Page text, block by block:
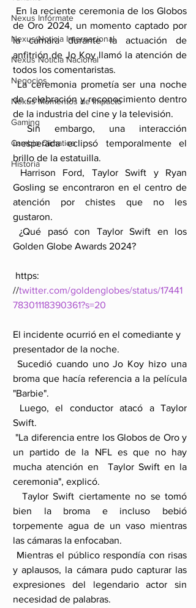
Nexus Infórmate
Nexus Noticia Internacional
Nexus Noticia Nacional
Negocios
Nexus Momentos de Impacto
Gaming
Cambio Climatico
Historia
de Oro 2024, un momento captado por
la cámara durante la actuación de
anfitrión de Jo Koy llamó la atención de
todos los comentaristas.
La ceremonia prometía ser una noche
de celebración y reconocimiento dentro
de la industria del cine y la televisión.
Sin embargo, una interacción
inesperada eclipsó temporalmente el
brillo de la estatuilla.
Gosling se encontraron en el centro de
atención por chistes que no les
gustaron.
Golden Globe Awards 2024?
//twitter.com/goldenglobes/status/17441
78301118390361?s=20
El incidente ocurrió en el comediante y
presentador de la noche.
broma que hacía referencia a la película
"Barbie".
Swift.
un partido de la NFL es que no hay
mucha atención en  Taylor Swift en la
ceremonia", explicó.
bien la broma e incluso bebió
torpemente agua de un vaso mientras
las cámaras la enfocaban.
y aplausos, la cámara pudo capturar las
expresiones del legendario actor sin
necesidad de palabras.